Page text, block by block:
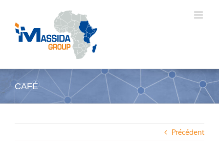
contenu
CAFÉ
Précédent